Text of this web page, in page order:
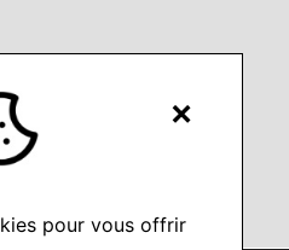
×
pour vous offrir